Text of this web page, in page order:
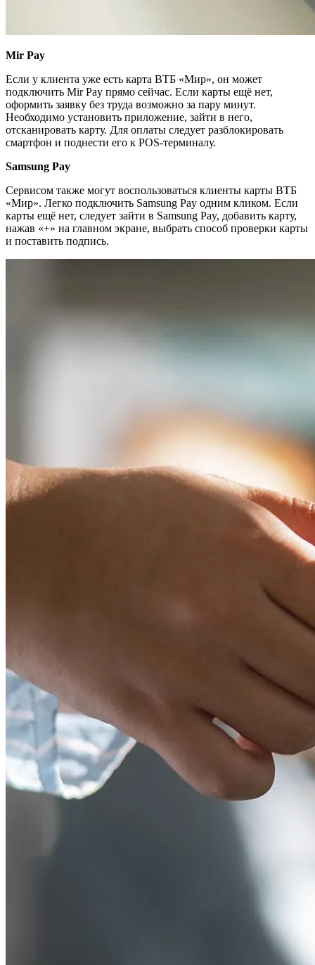
Mir Pay
Если у клиента уже есть карта ВТБ «Мир», он может
подключить Mir Pay прямо сейчас. Если карты ещё нет,
оформить заявку без труда возможно за пару минут.
Необходимо установить приложение, зайти в него,
отсканировать карту. Для оплаты следует разблокировать
смартфон и поднести его к POS-терминалу.
Samsung Pay
Сервисом также могут воспользоваться клиенты карты ВТБ
«Мир». Легко подключить Samsung Pay одним кликом. Если
карты ещё нет, следует зайти в Samsung Pay, добавить карту,
нажав «+» на главном экране, выбрать способ проверки карты
и поставить подпись.